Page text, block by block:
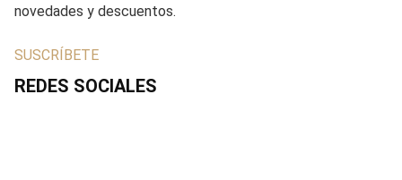
novedades y descuentos.
SUSCRÍBETE
REDES SOCIALES